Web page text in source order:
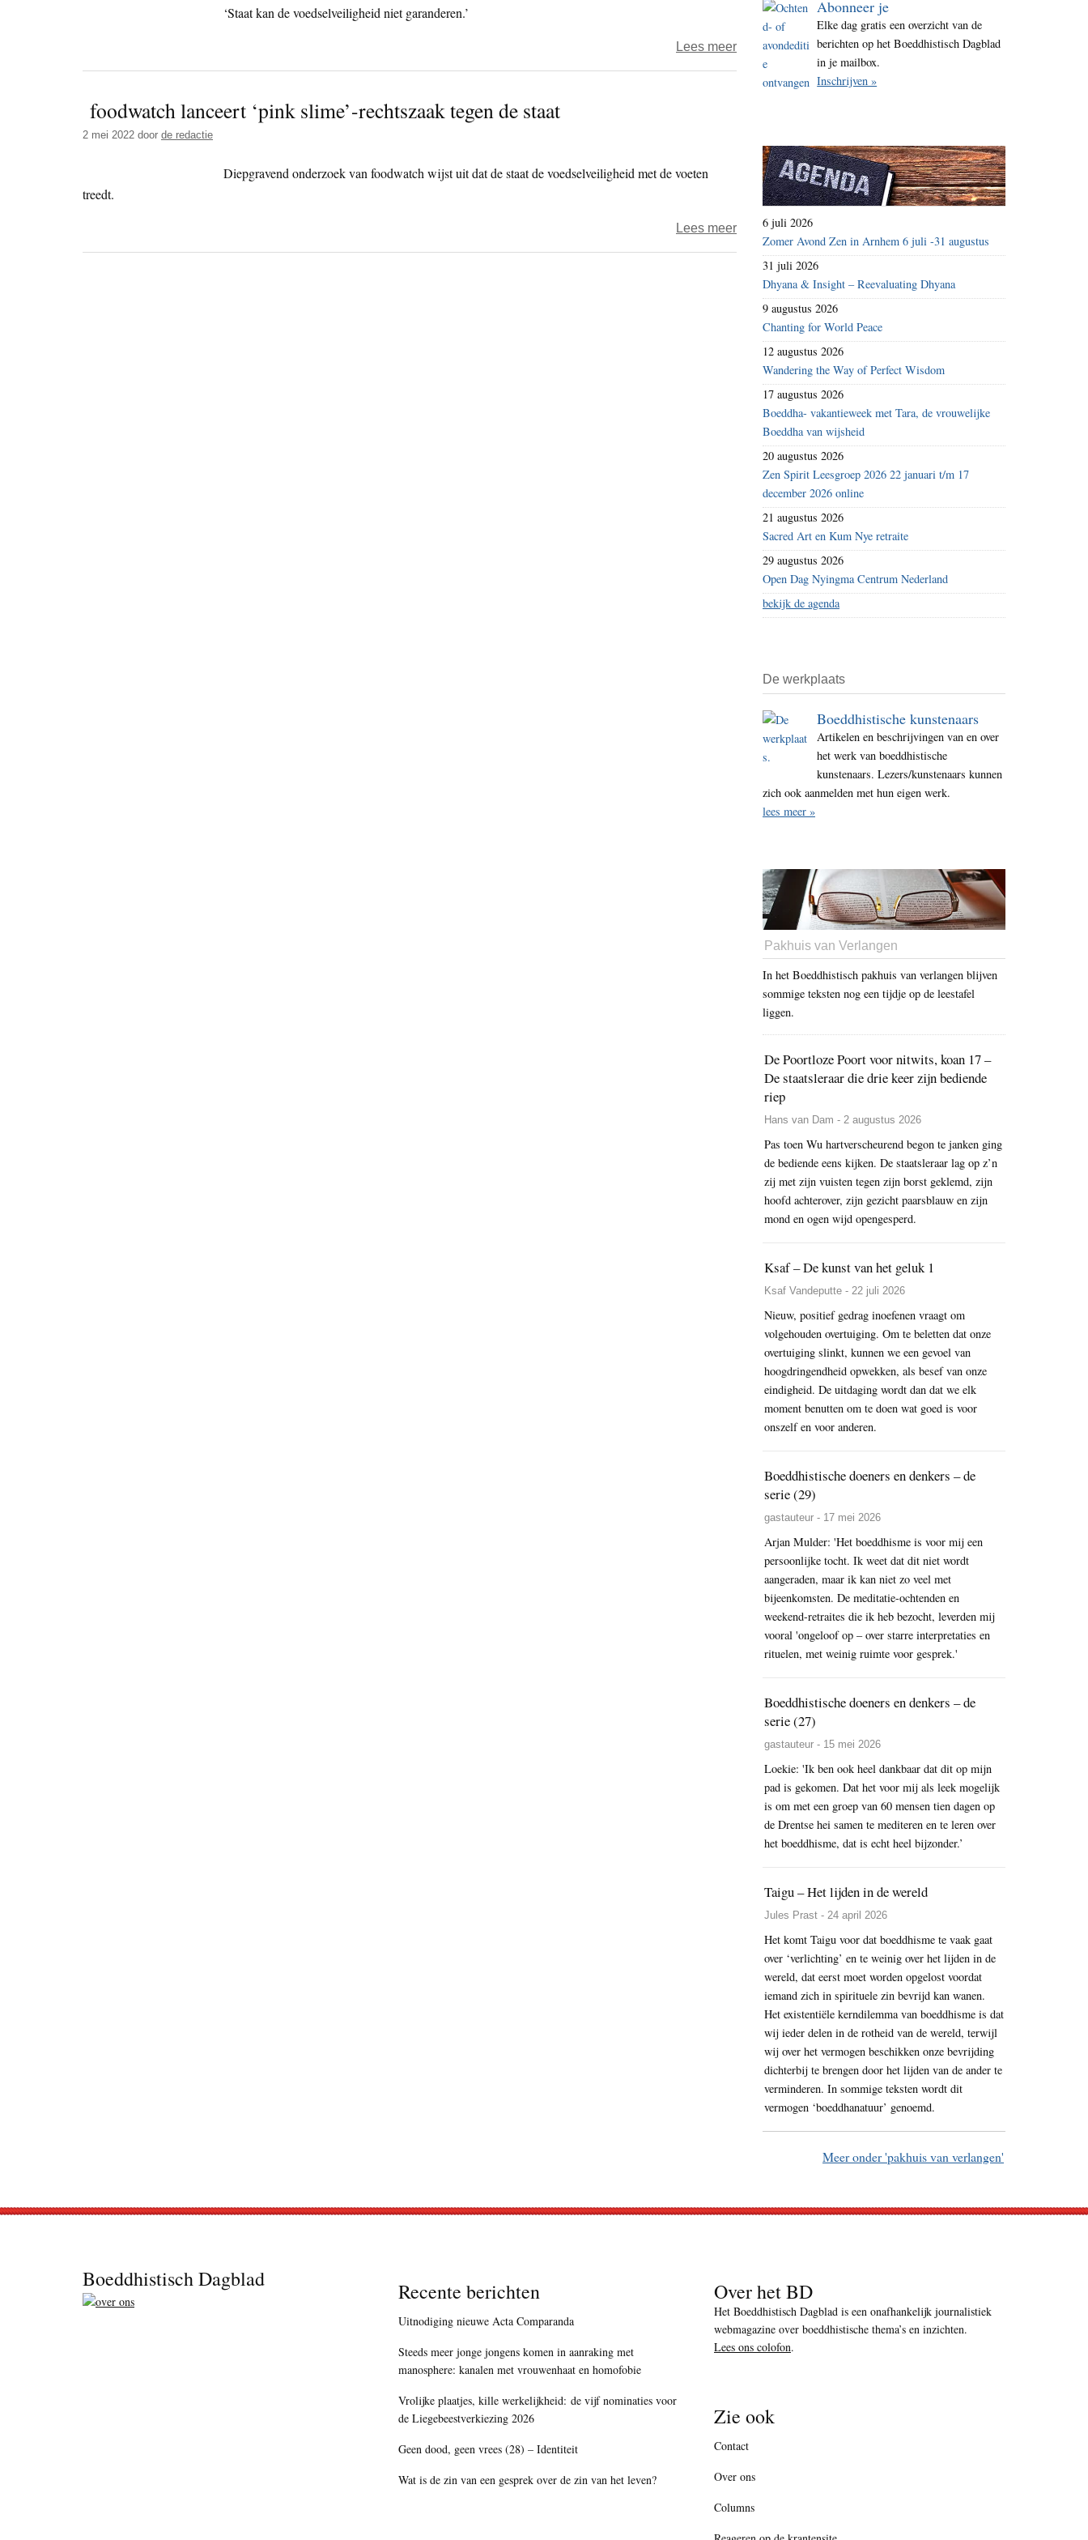
i
t
‘Staat kan de voedselveiligheid niet garanderen.’
Lees meerover
Foodwatch
de
rechter
foodwatch lanceert ‘pink slime’-rechtszaak tegen de staat
2 mei 2022 door de redactie
Diepgravend onderzoek van foodwatch wijst uit dat de staat de voedselveiligheid met de voeten
treedt.
Lees meerover
foodwatch
lanceert
‘pink
slime’-
rechtszaak
tegen
Abonneer je
Elke dag gratis een overzicht van de
berichten op het Boeddhistisch Dagblad
in je mailbox.
Inschrijven »
6 juli 2026
Zomer Avond Zen in Arnhem 6 juli -31 augustus
31 juli 2026
Dhyana & Insight – Reevaluating Dhyana
9 augustus 2026
Chanting for World Peace
12 augustus 2026
Wandering the Way of Perfect Wisdom
17 augustus 2026
Boeddha- vakantieweek met Tara, de vrouwelijke
Boeddha van wijsheid
20 augustus 2026
Zen Spirit Leesgroep 2026 22 januari t/m 17
december 2026 online
21 augustus 2026
Sacred Art en Kum Nye retraite
29 augustus 2026
Open Dag Nyingma Centrum Nederland
bekijk de agenda
De werkplaats
Boeddhistische kunstenaars
Artikelen en beschrijvingen van en over
het werk van boeddhistische
kunstenaars. Lezers/kunstenaars kunnen
zich ook aanmelden met hun eigen werk.
lees meer »
Pakhuis van Verlangen
In het Boeddhistisch pakhuis van verlangen blijven
sommige teksten nog een tijdje op de leestafel
liggen.
De Poortloze Poort voor nitwits, koan 17 –
De staatsleraar die drie keer zijn bediende
riep
Hans van Dam - 2 augustus 2026
Pas toen Wu hartverscheurend begon te janken ging
de bediende eens kijken. De staatsleraar lag op z’n
zij met zijn vuisten tegen zijn borst geklemd, zijn
hoofd achterover, zijn gezicht paarsblauw en zijn
mond en ogen wijd opengesperd.
Ksaf – De kunst van het geluk 1
Ksaf Vandeputte - 22 juli 2026
Nieuw, positief gedrag inoefenen vraagt om
volgehouden overtuiging. Om te beletten dat onze
overtuiging slinkt, kunnen we een gevoel van
hoogdringendheid opwekken, als besef van onze
eindigheid. De uitdaging wordt dan dat we elk
moment benutten om te doen wat goed is voor
onszelf en voor anderen.
Boeddhistische doeners en denkers – de
serie (29)
gastauteur - 17 mei 2026
Arjan Mulder: 'Het boeddhisme is voor mij een
persoonlijke tocht. Ik weet dat dit niet wordt
aangeraden, maar ik kan niet zo veel met
bijeenkomsten. De meditatie-ochtenden en
weekend-retraites die ik heb bezocht, leverden mij
vooral 'ongeloof op – over starre interpretaties en
rituelen, met weinig ruimte voor gesprek.'
Boeddhistische doeners en denkers – de
serie (27)
gastauteur - 15 mei 2026
Loekie: 'Ik ben ook heel dankbaar dat dit op mijn
pad is gekomen. Dat het voor mij als leek mogelijk
is om met een groep van 60 mensen tien dagen op
de Drentse hei samen te mediteren en te leren over
het boeddhisme, dat is echt heel bijzonder.’
Taigu – Het lijden in de wereld
Jules Prast - 24 april 2026
Het komt Taigu voor dat boeddhisme te vaak gaat
over ‘verlichting’ en te weinig over het lijden in de
wereld, dat eerst moet worden opgelost voordat
iemand zich in spirituele zin bevrijd kan wanen.
Het existentiële kerndilemma van boeddhisme is dat
wij ieder delen in de rotheid van de wereld, terwijl
wij over het vermogen beschikken onze bevrijding
dichterbij te brengen door het lijden van de ander te
verminderen. In sommige teksten wordt dit
vermogen ‘boeddhanatuur’ genoemd.
Meer onder 'pakhuis van verlangen'
Boeddhistisch Dagblad Recente berichten
Uitnodiging nieuwe Acta Comparanda
Steeds meer jonge jongens komen in aanraking met
manosphere: kanalen met vrouwenhaat en homofobie
Vrolijke plaatjes, kille werkelijkheid: de vijf nominaties voor
de Liegebeestverkiezing 2026
Geen dood, geen vrees (28) – Identiteit
Wat is de zin van een gesprek over de zin van het leven?
Over het BD
Het Boeddhistisch Dagblad is een onafhankelijk journalistiek
webmagazine over boeddhistische thema’s en inzichten.
Lees ons colofon.
Zie ook
Contact
Over ons
Columns